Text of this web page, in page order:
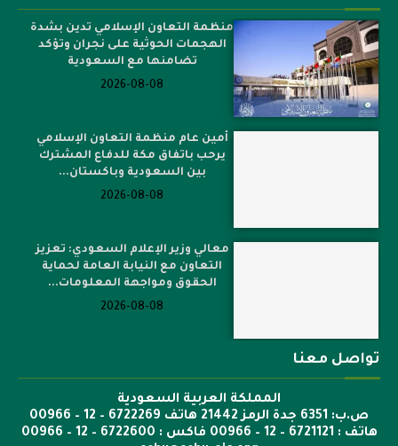
منظمة التعاون الإسلامي تدين بشدة
الهجمات الحوثية على نجران وتؤكد
تضامنها مع السعودية
2026-08-08
أمين عام منظمة التعاون الإسلامي
يرحب باتفاق مكة للدفاع المشترك
بين السعودية وباكستان...
2026-08-08
معالي وزير الإعلام السعودي: تعزيز
التعاون مع النيابة العامة لحماية
الحقوق ومواجهة المعلومات...
2026-08-08
تواصل معنا
المملكة العربية السعودية
ص.ب: 6351 جدة الرمز 21442 هاتف 6722269 – 12 – 00966
هاتف : 6721121 – 12 – 00966 فاكس : 6722600 – 12 – 00966